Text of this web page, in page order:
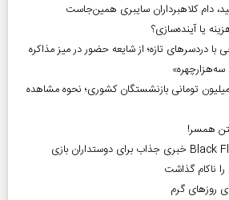
دام کلاهبرداران سایبری همین‌جاست
یا آینده‌سازی؟
تازه؛ از شایعه حضور در میز مذاکره
سه‌هزارچهره»
استعلام وام ضروری ۷۵ میلیون تومانی بازنشستگان کشوری؛ نحوه مشاهده
همسر!
ناکام گذاشت
روز‌های گرم